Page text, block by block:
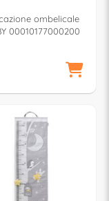
ombelicale
00010177000200